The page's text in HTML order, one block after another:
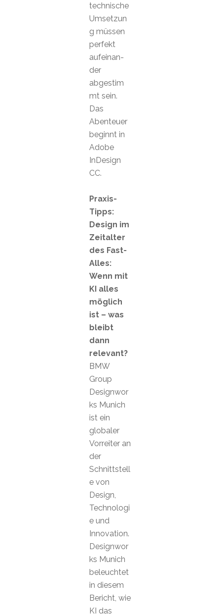
technische
Umsetzun
g müssen
perfekt
aufeinan-
der
abgestim
mt sein.
Das
Abenteuer
beginnt in
Adobe
InDesign
CC.
Praxis-
Tipps:
Design im
Zeitalter
des Fast-
Alles:
Wenn mit
KI alles
möglich
ist – was
bleibt
dann
relevant?
BMW
Group
Designwor
ks Munich
ist ein
globaler
Vorreiter an
der
Schnittstell
e von
Design,
Technologi
e und
Innovation.
Designwor
ks Munich
beleuchtet
in diesem
Bericht, wie
KI das